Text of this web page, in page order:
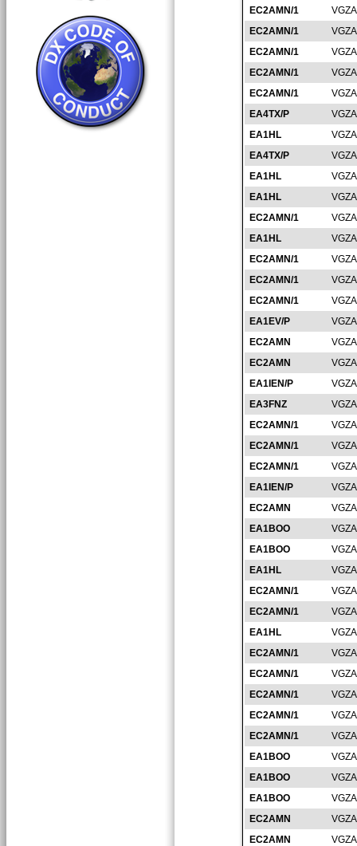
EC2AMN/1
EC2AMN/1
EC2AMN/1
EC2AMN/1
EC2AMN/1
EA4TX/P
EA1HL
EA4TX/P
EA1HL
EA1HL
EC2AMN/1
EA1HL
EC2AMN/1
EC2AMN/1
EC2AMN/1
EA1EV/P
EC2AMN
EC2AMN
EA1IEN/P
EA3FNZ
EC2AMN/1
EC2AMN/1
EC2AMN/1
EA1IEN/P
EC2AMN
EA1BOO
EA1BOO
EA1HL
EC2AMN/1
EC2AMN/1
EA1HL
EC2AMN/1
EC2AMN/1
EC2AMN/1
EC2AMN/1
EC2AMN/1
EA1BOO
EA1BOO
EA1BOO
EC2AMN
EC2AMN